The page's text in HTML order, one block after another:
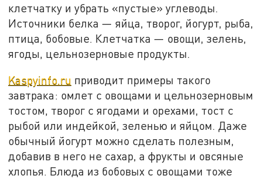
клетчатку и убрать «пустые» углеводы.
Источники белка — яйца, творог, йогурт, рыба,
птица, бобовые. Клетчатка — овощи, зелень,
ягоды, цельнозерновые продукты.
Kaspyinfo.ru приводит примеры такого
завтрака: омлет с овощами и цельнозерновым
тостом, творог с ягодами и орехами, тост с
рыбой или индейкой, зеленью и яйцом. Даже
обычный йогурт можно сделать полезным,
добавив в него не сахар, а фрукты и овсяные
хлопья. Блюда из бобовых с овощами тоже